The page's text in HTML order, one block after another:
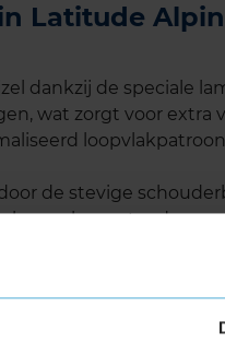
Latitude
dankzij de speciale
wat zorgt voor extra
de stevige
lage rolweerstand
door een
levensduur